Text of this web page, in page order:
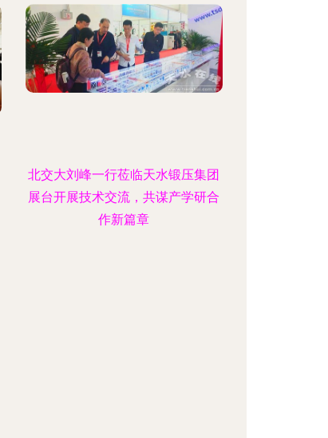
北交大刘峰一行莅临天水锻压集团
展台开展技术交流，共谋产学研合
作新篇章